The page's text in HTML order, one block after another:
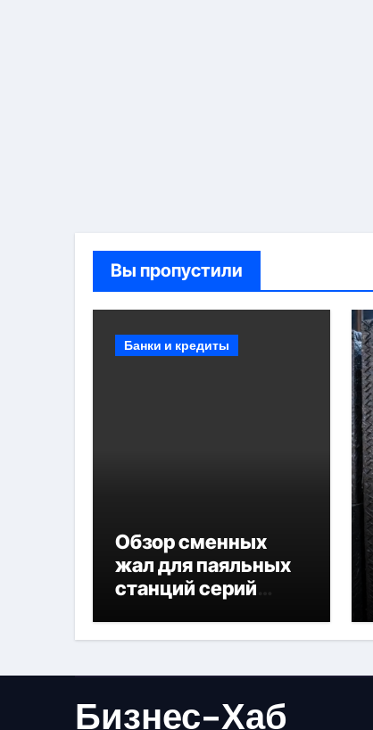
Вы пропустили
Банки и кредиты
Обзор сменных
жал для паяльных
станций серий
Бизнес-Хаб